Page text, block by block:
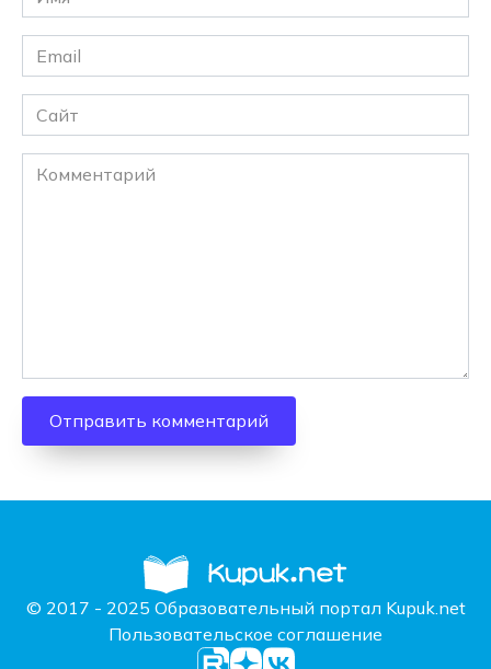
*
Email
*
Сайт
Комментарий
© 2017 - 2025 Образовательный портал Kupuk.net
Пользовательское соглашение